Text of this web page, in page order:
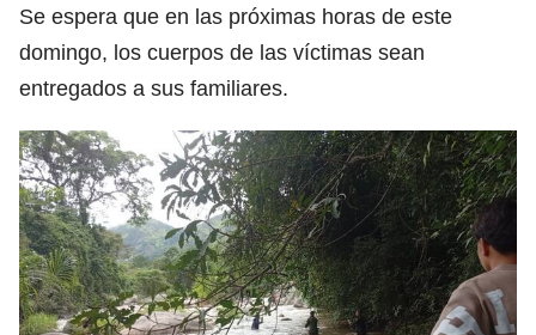
Se espera que en las próximas horas de este
domingo, los cuerpos de las víctimas sean
entregados a sus familiares.